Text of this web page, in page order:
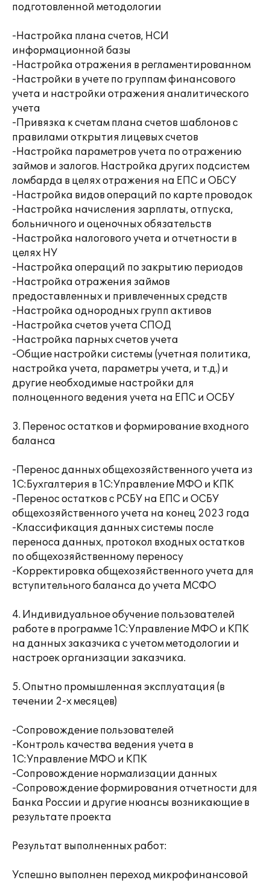
подготовленной методологии
-Настройка плана счетов, НСИ
информационной базы
-Настройка отражения в регламентированном
-Настройки в учете по группам финансового
учета и настройки отражения аналитического
учета
-Привязка к счетам плана счетов шаблонов с
правилами открытия лицевых счетов
-Настройка параметров учета по отражению
займов и залогов. Настройка других подсистем
ломбарда в целях отражения на ЕПС и ОБСУ
-Настройка видов операций по карте проводок
-Настройка начисления зарплаты, отпуска,
больничного и оценочных обязательств
-Настройка налогового учета и отчетности в
целях НУ
-Настройка операций по закрытию периодов
-Настройка отражения займов
предоставленных и привлеченных средств
-Настройка однородных групп активов
-Настройка счетов учета СПОД
-Настройка парных счетов учета
-Общие настройки системы (учетная политика,
настройка учета, параметры учета, и т.д.) и
другие необходимые настройки для
полноценного ведения учета на ЕПС и ОСБУ
3. Перенос остатков и формирование входного
баланса
-Перенос данных общехозяйственного учета из
1С:Бухгалтерия в 1С:Управление МФО и КПК
-Перенос остатков с РСБУ на ЕПС и ОСБУ
общехозяйственного учета на конец 2023 года
-Классификация данных системы после
переноса данных, протокол входных остатков
по общехозяйственному переносу
-Корректировка общехозяйственного учета для
вступительного баланса до учета МСФО
4. Индивидуальное обучение пользователей
работе в программе 1С:Управление МФО и КПК
на данных заказчика с учетом методологии и
настроек организации заказчика.
5. Опытно промышленная эксплуатация (в
течении 2-х месяцев)
-Сопровождение пользователей
-Контроль качества ведения учета в
1С:Управление МФО и КПК
-Сопровождение нормализации данных
-Сопровождение формирования отчетности для
Банка России и другие нюансы возникающие в
результате проекта
Результат выполненных работ:
Успешно выполнен переход микрофинансовой